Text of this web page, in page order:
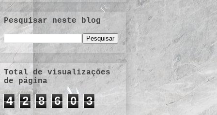
Pesquisar neste blog
Total de visualizações
de página
4 2 8 6 0 3